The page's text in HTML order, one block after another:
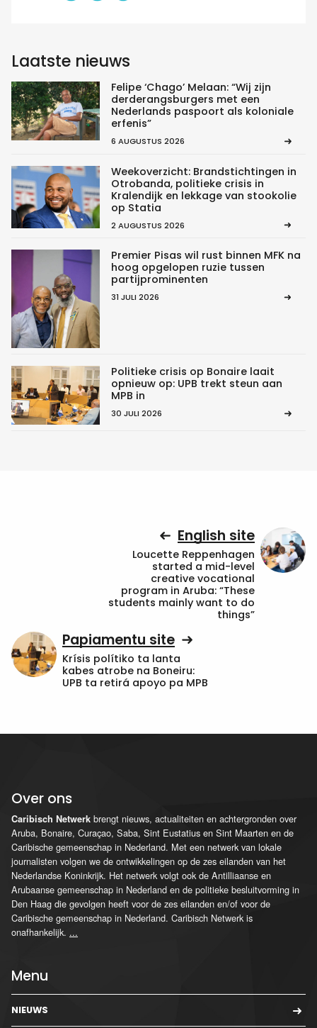
Laatste nieuws
Felipe ‘Chago’ Melaan: “Wij zijn
derderangsburgers met een
Nederlands paspoort als koloniale
erfenis”
6 AUGUSTUS 2026
Weekoverzicht: Brandstichtingen in
Otrobanda, politieke crisis in
Kralendijk en lekkage van stookolie
op Statia
2 AUGUSTUS 2026
Premier Pisas wil rust binnen MFK na
hoog opgelopen ruzie tussen
partijprominenten
31 JULI 2026
Politieke crisis op Bonaire laait
opnieuw op: UPB trekt steun aan
MPB in
30 JULI 2026
English site
Loucette Reppenhagen
started a mid-level
creative vocational
program in Aruba: “These
students mainly want to do
things”
Papiamentu site
Krísis polítiko ta lanta
kabes atrobe na Boneiru:
UPB ta retirá apoyo pa MPB
Over ons
Caribisch Netwerk brengt nieuws, actualiteiten en achtergronden over
Aruba, Bonaire, Curaçao, Saba, Sint Eustatius en Sint Maarten en de
Caribische gemeenschap in Nederland. Met een netwerk van lokale
journalisten volgen we de ontwikkelingen op de zes eilanden van het
Nederlandse Koninkrijk. Het netwerk volgt ook de Antilliaanse en
Arubaanse gemeenschap in Nederland en de politieke besluitvorming in
Den Haag die gevolgen heeft voor de zes eilanden en/of voor de
Caribische gemeenschap in Nederland. Caribisch Netwerk is
onafhankelijk. ...
Menu
NIEUWS